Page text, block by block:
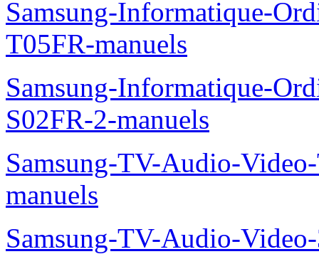
Samsung-Informatique-
T05FR-manuels
Samsung-Informatique-
S02FR-2-manuels
Samsung-TV-Audio-
manuels
Samsung-TV-Audio-